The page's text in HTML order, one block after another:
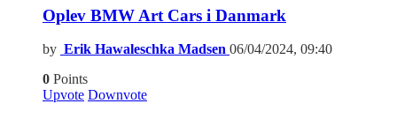
Oplev BMW Art Cars i Danmark
by Erik Hawaleschka Madsen 06/04/2024, 09:40
0 Points
Upvote Downvote